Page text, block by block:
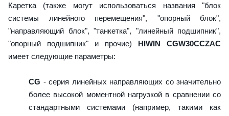
Каретка (также могут использоваться названия "блок
системы линейного перемещения", "опорный блок",
"направляющий блок", "танкетка", "линейный подшипник",
"опорный подшипник" и прочие) HIWIN CGW30CCZAC
имеет следующие параметры:
CG - серия линейных направляющих со значительно
более высокой моментной нагрузкой в сравнении со
стандартными системами (например, такими как